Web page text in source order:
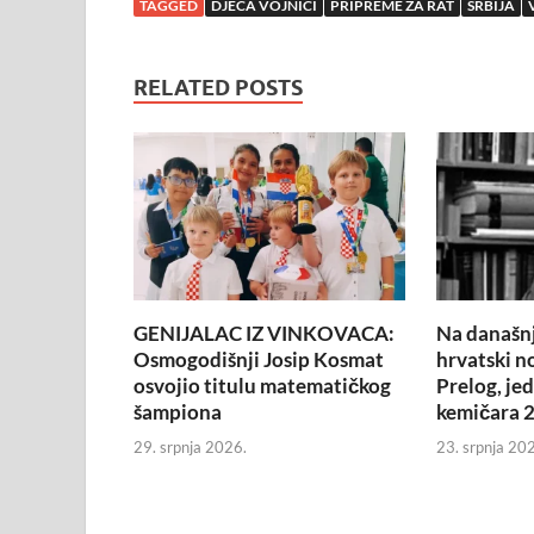
TAGGED DJECA VOJNICI PRIPREME ZA RAT SRBIJA
RELATED POSTS
GENIJALAC IZ VINKOVACA:
Osmogodišnji Josip Kosmat
osvojio titulu matematičkog
šampiona
29. srpnja 2026.
Na
hrvatski
Prelog,
kemičara
23. srpnja